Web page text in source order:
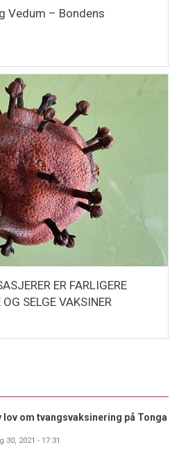
Vedum – Bondens
ER FARLIGERE
SELGE VAKSINER
lov om tvangsvaksinering på Tonga
30, 2021 - 17:31